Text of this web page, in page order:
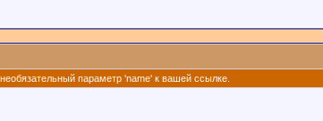
параметр 'name' к вашей ссылке.